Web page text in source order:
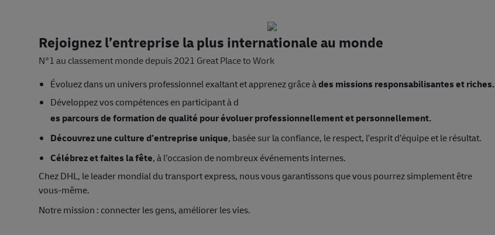
Rejoignez l’entreprise la plus internationale au monde
N°1 au classement monde depuis 2021 Great Place to Work
Évoluez dans un univers professionnel exaltant et apprenez grâce àdes missions responsabilisantes et riches.
Développez vos compétences en participant à d
es parcours de formation de qualité pour évoluer professionnellement et personnellement.
Découvrez une culture d’entreprise unique, basée sur la confiance, le respect, l’esprit d’équipe et le résultat.
Célébrez et faites la fête, à l’occasion de nombreux événements internes.
Chez DHL, le leader mondial du transport express, nous vous garantissons que vous pourrez simplement être
vous‑même.
Notre mission : connecter les gens, améliorer les vies.